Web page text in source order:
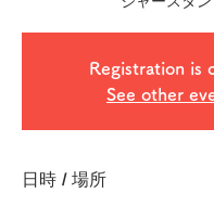
Registration is
See other
日時 / 場所